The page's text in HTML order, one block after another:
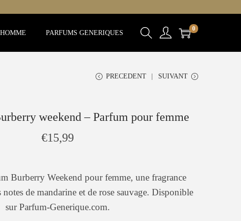
PARFUMS GENERIQUES
0
PRECEDENT SUIVANT
weekend – Parfum pour femme
€15,99
Burberry Weekend pour femme, une fragrance
notes de mandarine et de rose sauvage. Disponible
sur Parfum-Generique.com.